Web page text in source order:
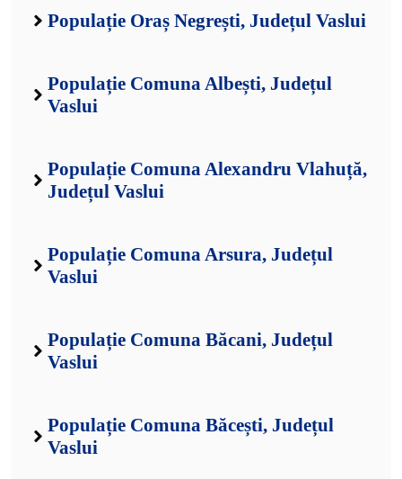
Populație Oraș Negrești, Județul Vaslui
Populație Comuna Albești, Județul
Vaslui
Populație Comuna Alexandru Vlahuță,
Județul Vaslui
Populație Comuna Arsura, Județul
Vaslui
Populație Comuna Băcani, Județul
Vaslui
Populație Comuna Băcești, Județul
Vaslui